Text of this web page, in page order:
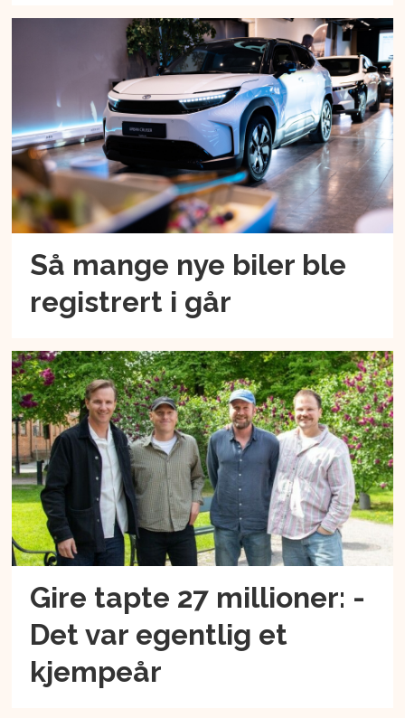
Så mange nye biler ble
registrert i går
Gire tapte 27 millioner: -
Det var egentlig et
kjempeår